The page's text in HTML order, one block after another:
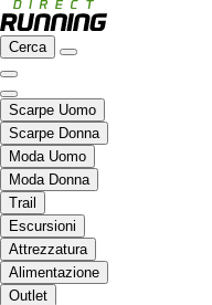
Cerca
Scarpe Uomo
Scarpe Donna
Moda Uomo
Moda Donna
Trail
Escursioni
Attrezzatura
Alimentazione
Outlet